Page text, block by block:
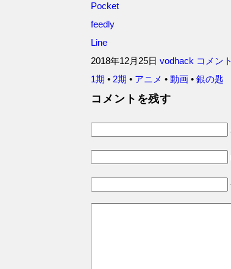
Pocket
feedly
Line
2018年12月25日 vodhack コメン
1期 • 2期 • アニメ • 動画 • 銀の匙
コメントを残す